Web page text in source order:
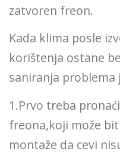
zatvoren freon.
Kada klima posle
korištenja ostane
saniranja problema
1.Prvo treba
freona,koji može
montaže da cevi